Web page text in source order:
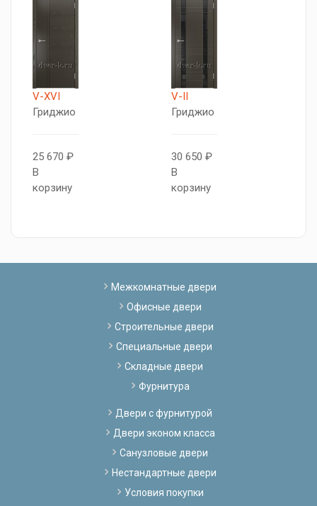
V-XVI
Гриджио
25 670 ₽
В
корзину
V-II
Гриджио
30 650 ₽
В
корзину
Межкомнатные двери
Офисные двери
Строительные двери
Специальные двери
Складные двери
Фурнитура
Двери с фурнитурой
Двери эконом класса
Санузловые двери
Нестандартные двери
Условия покупки